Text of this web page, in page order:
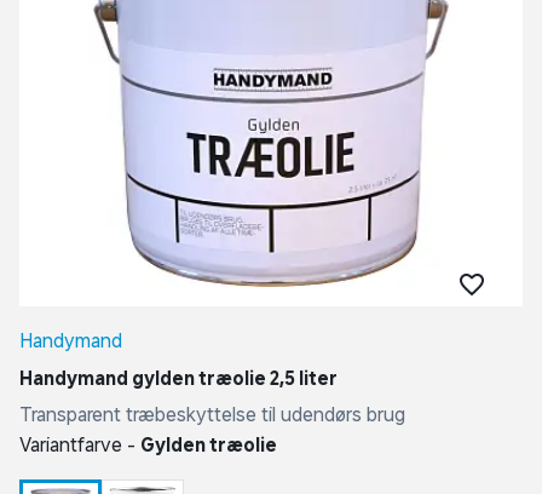
Handymand
Handymand gylden træolie 2,5 liter
Transparent træbeskyttelse til udendørs brug
Variantfarve - Gylden træolie